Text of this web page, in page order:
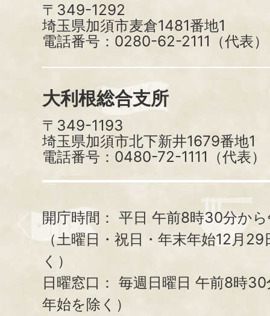
〒349-1292
埼玉県加須市麦倉1481番地1
電話番号：0280-62-2111（代表）
大利根総合支所
〒349-1193
埼玉県加須市北下新井1679番地1
電話番号：0480-72-1111（代表）
開庁時間： 平日 午前8時30分か
（土曜日・祝日・年末年始12月
く）
日曜窓口： 毎週日曜日 午前8時
年始を除く）